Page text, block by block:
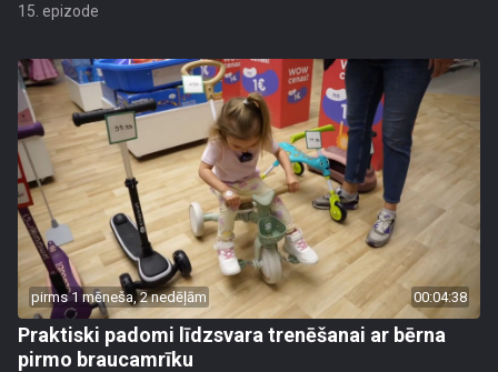
15. epizode
pirms 1 mēneša, 2 nedēļām 00:04:38
Praktiski padomi līdzsvara trenēšanai ar bērna
pirmo braucamrīku